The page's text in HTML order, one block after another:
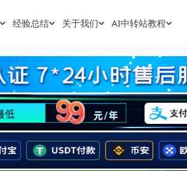
经验总结 关于我们 AI中转站教程